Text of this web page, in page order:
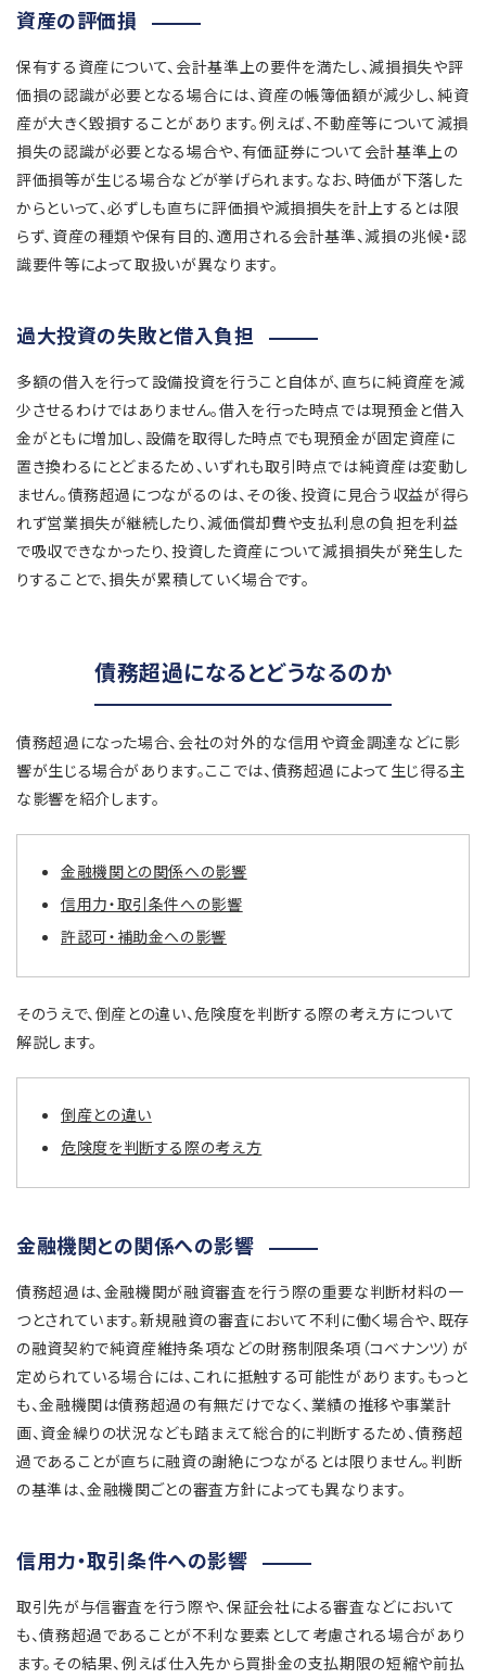
資産の評価損
保有する資産について、会計基準上の要件を満たし、減損損失や評
価損の認識が必要となる場合には、資産の帳簿価額が減少し、純資
産が大きく毀損することがあります。例えば、不動産等について減損
損失の認識が必要となる場合や、有価証券について会計基準上の
評価損等が生じる場合などが挙げられます。なお、時価が下落した
からといって、必ずしも直ちに評価損や減損損失を計上するとは限
らず、資産の種類や保有目的、適用される会計基準、減損の兆候・認
識要件等によって取扱いが異なります。
過大投資の失敗と借入負担
多額の借入を行って設備投資を行うこと自体が、直ちに純資産を減
少させるわけではありません。借入を行った時点では現預金と借入
金がともに増加し、設備を取得した時点でも現預金が固定資産に
置き換わるにとどまるため、いずれも取引時点では純資産は変動し
ません。債務超過につながるのは、その後、投資に見合う収益が得ら
れず営業損失が継続したり、減価償却費や支払利息の負担を利益
で吸収できなかったり、投資した資産について減損損失が発生した
りすることで、損失が累積していく場合です。
債務超過になるとどうなるのか
債務超過になった場合、会社の対外的な信用や資金調達などに影
響が生じる場合があります。ここでは、債務超過によって生じ得る主
な影響を紹介します。
金融機関との関係への影響
信用力・取引条件への影響
許認可・補助金への影響
そのうえで、倒産との違い、危険度を判断する際の考え方について
解説します。
倒産との違い
危険度を判断する際の考え方
金融機関との関係への影響
債務超過は、金融機関が融資審査を行う際の重要な判断材料の一
つとされています。新規融資の審査において不利に働く場合や、既存
の融資契約で純資産維持条項などの財務制限条項（コベナンツ）が
定められている場合には、これに抵触する可能性があります。もっと
も、金融機関は債務超過の有無だけでなく、業績の推移や事業計
画、資金繰りの状況なども踏まえて総合的に判断するため、債務超
過であることが直ちに融資の謝絶につながるとは限りません。判断
の基準は、金融機関ごとの審査方針によっても異なります。
信用力・取引条件への影響
取引先が与信審査を行う際や、保証会社による審査などにおいて
も、債務超過であることが不利な要素として考慮される場合があり
ます。その結果、例えば仕入先から買掛金の支払期限の短縮や前払